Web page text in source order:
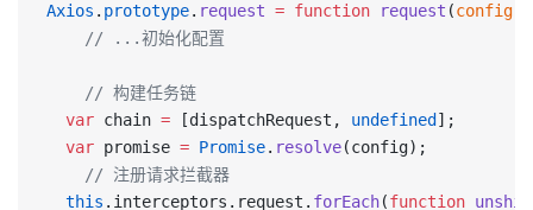
Axios . prototype. request = function request (config
	// ...初始化配置
	// 构建任务链
  var
chain = [dispatchRequest, undefined ];
  var
promise = Promise. resolve(config);
	// 注册请求拦截器
  this
.interceptors.request. forEach(function